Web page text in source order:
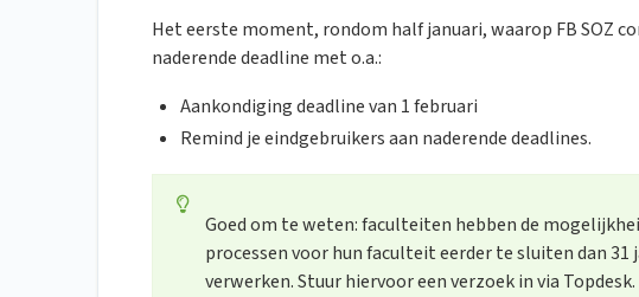
Het eerste moment, rondom half januari, waarop FB SOZ
naderende deadline met o.a.:
Aankondiging deadline van 1 februari
Remind je eindgebruikers aan naderende deadlines.
Goed om te weten: faculteiten hebben de
processen voor hun faculteit eerder te sluiten dan
verwerken. Stuur hiervoor een verzoek in via Topdesk.